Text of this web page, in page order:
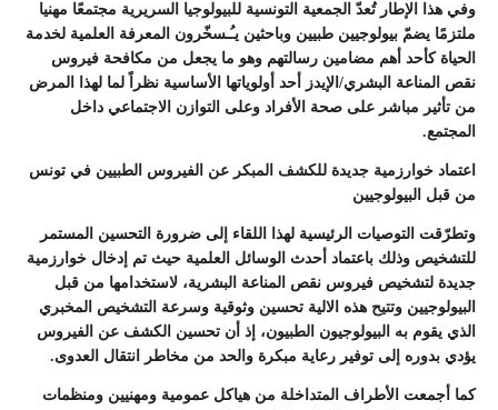
وفي هذا الإطار تُعدّ الجمعية التونسية للبيولوجيا السريرية مجتمعًا مهنيا
ملتزمًا يضمّ بيولوجيين طبيين وباحثين يـُـسخّرون المعرفة العلمية لخدمة
الحياة كأحد أهم مضامين رسالتهم وهو ما يجعل من مكافحة فيروس
نقص المناعة البشري/الإيدز أحد أولوياتها الأساسية نظراً لما لهذا المرض
من تأثير مباشر على صحة الأفراد وعلى التوازن الاجتماعي داخل
المجتمع.
اعتماد خوارزمية جديدة للكشف المبكر عن الفيروس الطبيين في تونس
من قبل البيولوجيين
وتطرّقت التوصيات الرئيسية لهذا اللقاء إلى ضرورة التحسين المستمر
للتشخيص وذلك باعتماد أحدث الوسائل العلمية حيث تم إدخال خوارزمية
جديدة لتشخيص فيروس نقص المناعة البشرية، لاستخدامها من قبل
البيولوجيين وتتيح هذه الالية تحسين وثوقية وسرعة التشخيص المخبري
الذي يقوم به البيولوجيون الطبيون، إذ أن تحسين الكشف عن الفيروس
يؤدي بدوره إلى توفير رعاية مبكرة والحد من مخاطر انتقال العدوى.
كما أجمعت الأطراف المتداخلة من هياكل عمومية ومهنيين ومنظمات